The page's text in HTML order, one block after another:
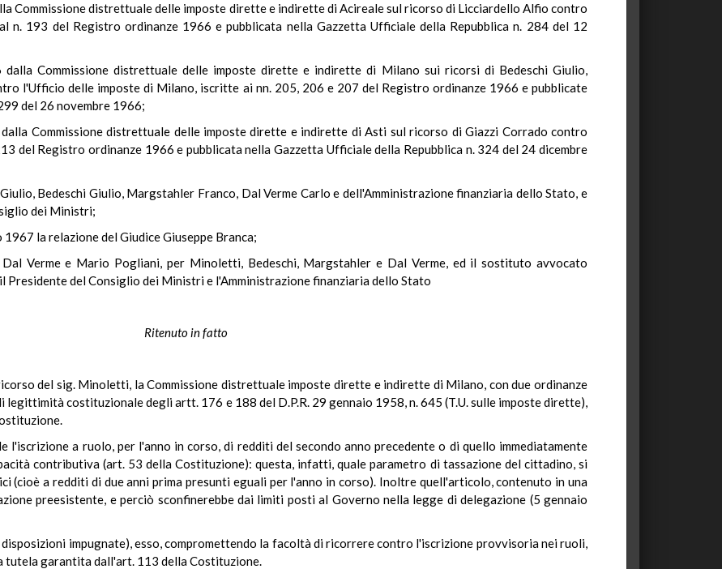
Commissione distrettuale delle imposte dirette e indirette di Acireale sul ricorso di Licciardello Alfio contro
n. 193 del Registro ordinanze 1966 e pubblicata nella Gazzetta Ufficiale della Repubblica n. 284 del 12
Commissione distrettuale delle imposte dirette e indirette di Milano sui ricorsi di Bedeschi Giulio,
l'Ufficio delle imposte di Milano, iscritte ai nn. 205, 206 e 207 del Registro ordinanze 1966 e pubblicate
del 26 novembre 1966;
Commissione distrettuale delle imposte dirette e indirette di Asti sul ricorso di Giazzi Corrado contro
del Registro ordinanze 1966 e pubblicata nella Gazzetta Ufficiale della Repubblica n. 324 del 24 dicembre
Bedeschi Giulio, Margstahler Franco, Dal Verme Carlo e dell'Amministrazione finanziaria dello Stato, e
dei Ministri;
la relazione del Giudice Giuseppe Branca;
Verme e Mario Pogliani, per Minoletti, Bedeschi, Margstahler e Dal Verme, ed il sostituto avvocato
Presidente del Consiglio dei Ministri e l'Amministrazione finanziaria dello Stato
Ritenuto in fatto
del sig. Minoletti, la Commissione distrettuale imposte dirette e indirette di Milano, con due ordinanze
costituzionale degli artt. 176 e 188 del D.P.R. 29 gennaio 1958, n. 645 (T.U. sulle imposte dirette),
l'iscrizione a ruolo, per l'anno in corso, di redditi del secondo anno precedente o di quello immediatamente
contributiva (art. 53 della Costituzione): questa, infatti, quale parametro di tassazione del cittadino, si
(cioè a redditi di due anni prima presunti eguali per l'anno in corso). Inoltre quell'articolo, contenuto in una
preesistente, e perciò sconfinerebbe dai limiti posti al Governo nella legge di delegazione (5 gennaio
impugnate), esso, compromettendo la facoltà di ricorrere contro l'iscrizione provvisoria nei ruoli,
garantita dall'art. 113 della Costituzione.